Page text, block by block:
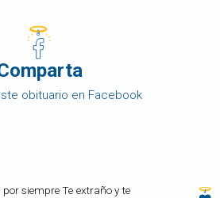
obituario en Facebook
siempre Te extraño y te